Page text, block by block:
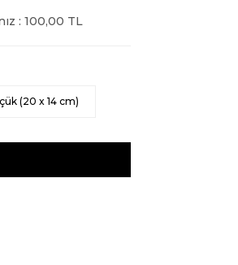
: 100,00 TL
(20 x 14 cm)